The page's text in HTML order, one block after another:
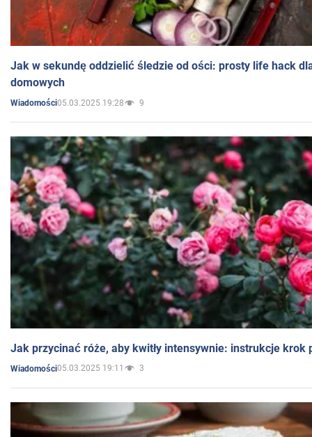
Jak w sekundę oddzielić śledzie od ości: prosty life hack
domowych
Wiadomości05.03.2025 19:28 9
Jak przycinać róże, aby kwitły intensywnie: instrukcje krok
Wiadomości05.03.2025 19:11 3